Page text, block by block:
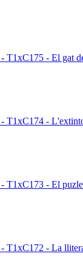
T1xC175 - El gat
- T1xC174 -
T1xC173 - El puzle
T1xC172 - La